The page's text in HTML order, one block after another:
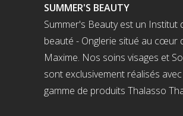
SUMMER'S BEAUTY
Summer's Beauty est un Institut
beauté - Onglerie situé au cœur
Maxime. Nos soins visages et
sont exclusivement réalisés
gamme de produits Thalasso